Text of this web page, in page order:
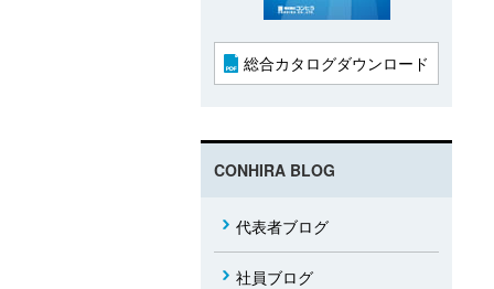
総合カタログダウンロード
CONHIRA BLOG
代表者ブログ
社員ブログ